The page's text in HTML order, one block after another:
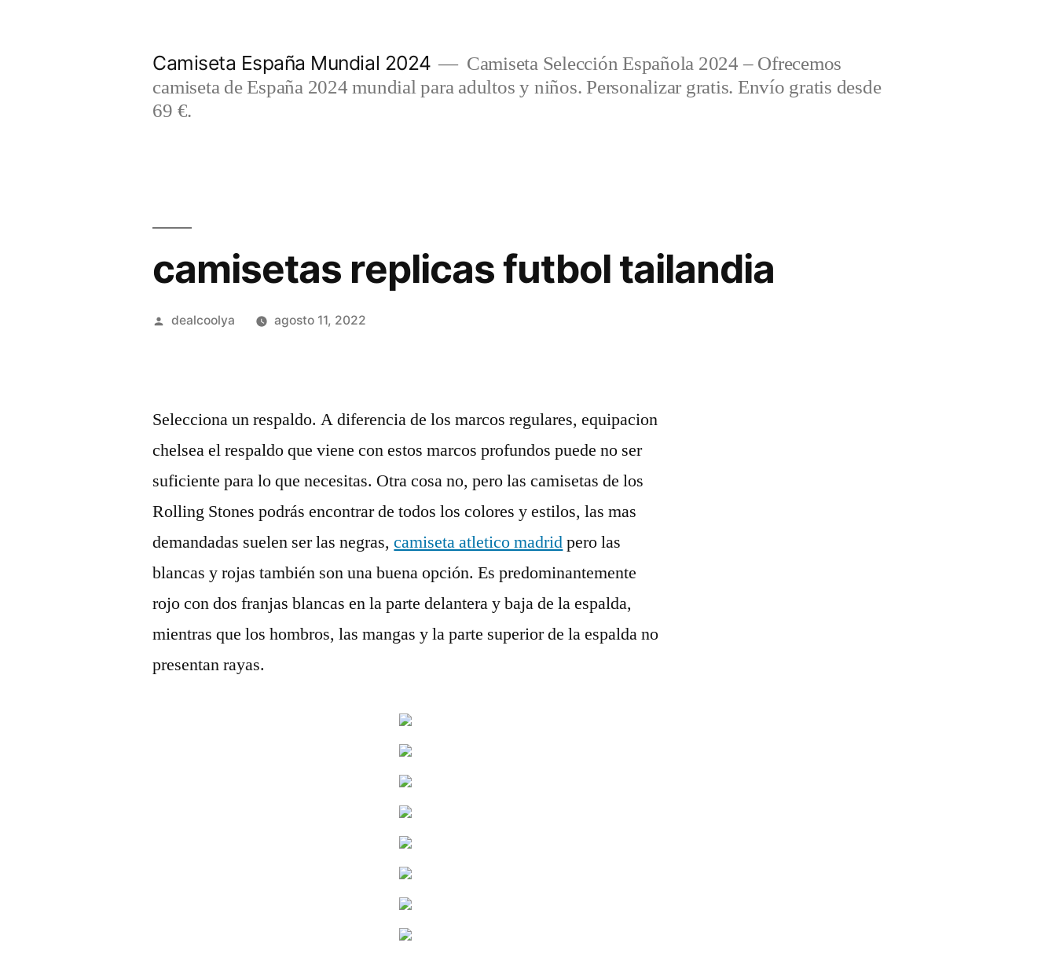
Camiseta España Mundial 2024
Camiseta Selección Española 2024 – Ofrecemos
camiseta de España 2024 mundial para adultos y niños. Personalizar gratis. Envío gratis desde
69 €.
camisetas replicas futbol tailandia
Publicado
dealcoolya agosto 11, 2022
Selecciona un respaldo. A diferencia de los marcos regulares, equipacion
chelsea el respaldo que viene con estos marcos profundos puede no ser
suficiente para lo que necesitas. Otra cosa no, pero las camisetas de los
Rolling Stones podrás encontrar de todos los colores y estilos, las mas
demandadas suelen ser las negras,camiseta atletico madridpero las
blancas y rojas también son una buena opción. Es predominantemente
rojo con dos franjas blancas en la parte delantera y baja de la espalda,
mientras que los hombros, las mangas y la parte superior de la espalda no
presentan rayas.